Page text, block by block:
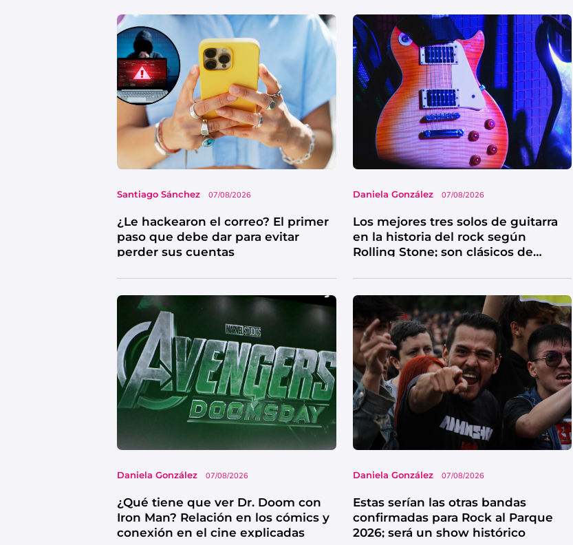
Santiago Sánchez 07/08/2026
¿Le hackearon el correo? El primer
paso que debe dar para evitar
perder sus cuentas
Daniela González 07/08/2026
Los mejores tres solos de guitarra
en la historia del rock según
Rolling Stone; son clásicos de
Daniela González 07/08/2026
¿Qué tiene que ver Dr. Doom con
Iron Man? Relación en los cómics y
conexión en el cine explicadas
Daniela González 07/08/2026
Estas serían las otras bandas
confirmadas para Rock al Parque
2026; será un show histórico